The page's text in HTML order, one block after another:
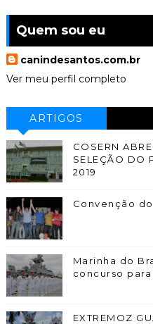
Quem sou eu
canindesantos.com.br
Ver meu perfil completo
ARTIGOS
COSERN
SELEÇÃO DO
2019
Convenção
Marinha do
concurso para
EXTREMOZ